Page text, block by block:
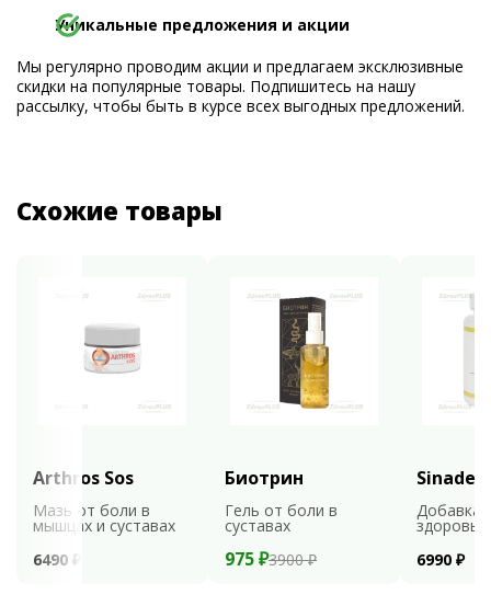
Уникальные предложения и акции
Мы регулярно проводим акции и предлагаем эксклюзивные
скидки на популярные товары. Подпишитесь на нашу
рассылку, чтобы быть в курсе всех выгодных предложений.
Схожие товары
Arthros Sos
Мазь от боли в
мышцах и суставах
6490 ₽
Биотрин
Гель от боли в
суставах
975 ₽3900 ₽
Sinaden
Добавка
здоровья
6990 ₽